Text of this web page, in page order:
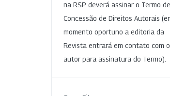
na RSP deverá assinar o Termo de
Concessão de Direitos Autorais
momento oportuno a editoria da
Revista entrará em contato com o
autor para assinatura do Termo).